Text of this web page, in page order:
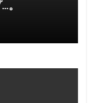
。